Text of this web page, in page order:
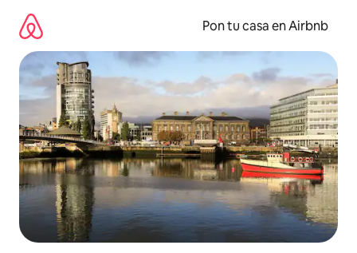
contenido
Pon tu casa en Airbnb